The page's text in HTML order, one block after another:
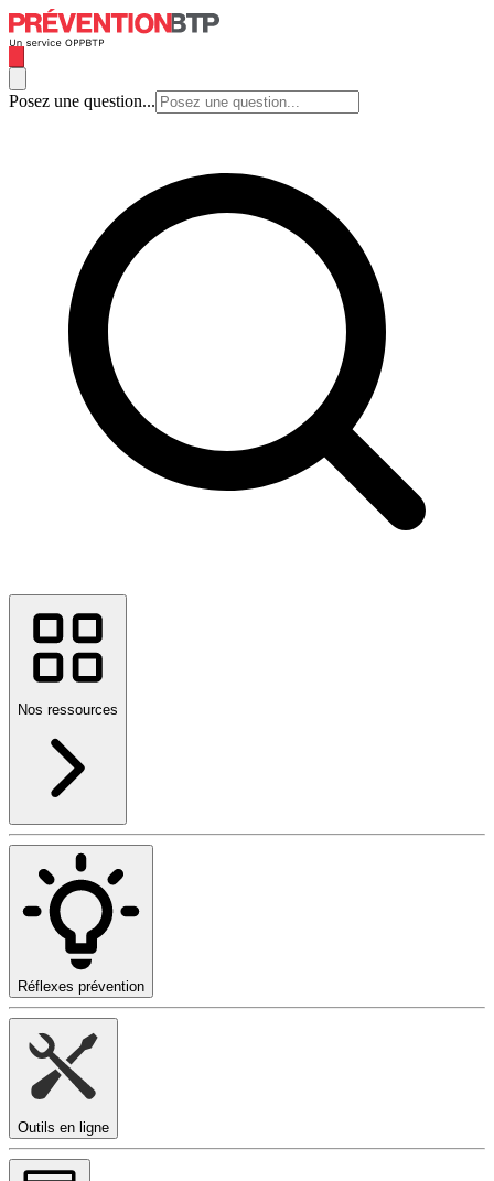
Posez une question...
Nos ressources
Réflexes prévention
Outils en ligne